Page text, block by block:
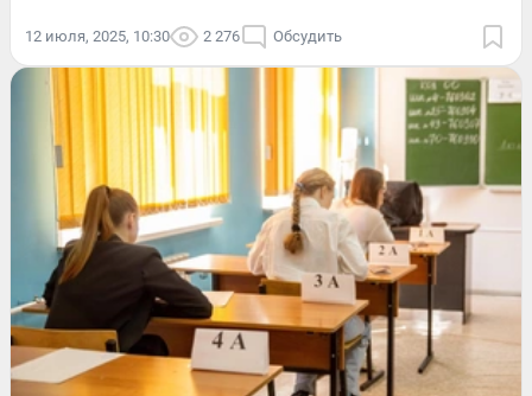
12 июля, 2025, 10:30 2 276 Обсудить